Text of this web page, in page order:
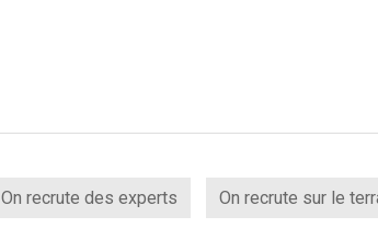
On recrute des experts On recrute sur le